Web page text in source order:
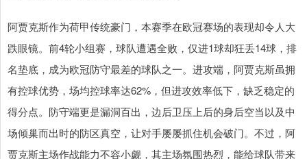
阿贾克斯作为荷甲传统豪门，本赛季在欧冠赛场的表现却令人大
跌眼镜。前4轮小组赛，球队遭遇全败，仅进1球却狂丢14球，排
名垫底，成为欧冠防守最差的球队之一。进攻端，阿贾克斯虽拥
有控球优势，场均控球率达62%，但进攻效率低下，缺乏稳定的
得分点。防守端更是漏洞百出，边后卫压上后的身后空当以及中
场倾巢而出时的防区真空，让对手屡屡抓住机会破门。不过，阿
贾克斯主场作战能力不容小觑，其主场氛围热烈，能给球队带来